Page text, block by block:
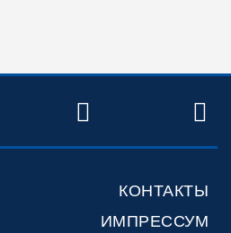
YOUTUBE
КОНТАКТЫ
ИМПРЕССУМ